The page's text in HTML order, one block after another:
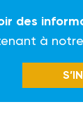
des
à